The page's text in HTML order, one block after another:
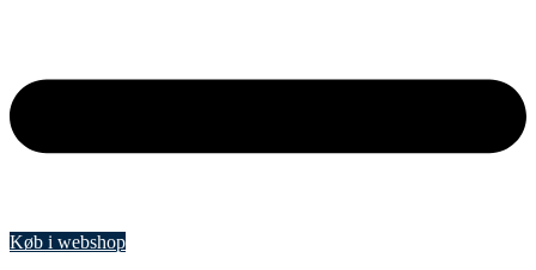
Køb i webshop